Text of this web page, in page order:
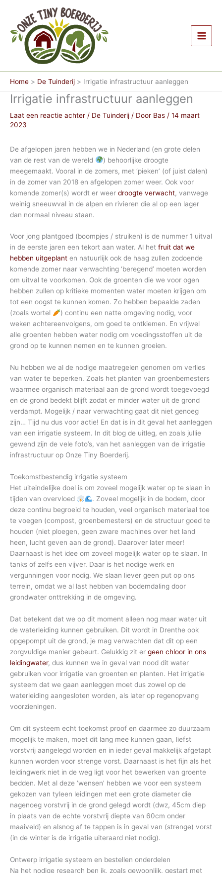
inhoud
Home De Tuinderij Irrigatie infrastructuur aanleggen
Irrigatie infrastructuur aanleggen
Laat een reactie achter / De Tuinderij / Door Bas / 14 maart
2023
De afgelopen jaren hebben we in Nederland (en grote delen
van de rest van de wereld
) behoorlijke droogte
meegemaakt. Vooral in de zomers, met ‘pieken’ (of juist dalen)
in de zomer van 2018 en afgelopen zomer weer. Ook voor
komende zomer(s) wordt er weer droogte verwacht, vanwege
weinig sneeuwval in de alpen en rivieren die al op een lager
dan normaal niveau staan.
Voor jong plantgoed (boompjes / struiken) is de nummer 1 uitval
in de eerste jaren een tekort aan water. Al het fruit dat we
hebben uitgeplant en natuurlijk ook de haag zullen zodoende
komende zomer naar verwachting ‘beregend’ moeten worden
om uitval te voorkomen. Ook de groenten die we voor ogen
hebben zullen op kritieke momenten water moeten krijgen om
tot een oogst te kunnen komen. Zo hebben bepaalde zaden
(zoals wortel
) continu een natte omgeving nodig, voor
weken achtereenvolgens, om goed te ontkiemen. En vrijwel
alle groenten hebben water nodig om voedingsstoffen uit de
grond op te kunnen nemen en te kunnen groeien.
Nu hebben we al de nodige maatregelen genomen om verlies
van water te beperken. Zoals het planten van groenbemesters
waarmee organisch materiaal aan de grond wordt toegevoegd
en de grond bedekt blijft zodat er minder water uit de grond
verdampt. Mogelijk / naar verwachting gaat dit niet genoeg
zijn… Tijd nu dus voor actie! En dat is in dit geval het aanleggen
van een irrigatie systeem. In dit blog de uitleg, en zoals jullie
gewend zijn de vele foto’s, van het aanleggen van de irrigatie
infrastructuur op Onze Tiny Boerderij.
Toekomstbestendig irrigatie systeem
Het uiteindelijke doel is om zoveel mogelijk water op te slaan in
tijden van overvloed
. Zoveel mogelijk in de bodem, door
deze continu begroeid te houden, veel organisch materiaal toe
te voegen (compost, groenbemesters) en de structuur goed te
houden (niet ploegen, geen zware machines over het land
heen, lucht geven aan de grond). Daarover later meer!
Daarnaast is het idee om zoveel mogelijk water op te slaan. In
tanks of zelfs een vijver. Daar is het nodige werk en
vergunningen voor nodig. We slaan liever geen put op ons
terrein, omdat we al last hebben van bodemdaling door
grondwater onttrekking in de omgeving.
Dat betekent dat we op dit moment alleen nog maar water uit
de waterleiding kunnen gebruiken. Dit wordt in Drenthe ook
opgepompt uit de grond, je mag verwachten dat dit op een
zorgvuldige manier gebeurt. Gelukkig zit er geen chloor in ons
leidingwater, dus kunnen we in geval van nood dit water
gebruiken voor irrigatie van groenten en planten. Het irrigatie
systeem dat we gaan aanleggen moet dus zowel op de
waterleiding aangesloten worden, als later op regenopvang
voorzieningen.
Om dit systeem echt toekomst proof en daarmee zo duurzaam
mogelijk te maken, moet dit lang mee kunnen gaan, liefst
vorstvrij aangelegd worden en in ieder geval makkelijk afgetapt
kunnen worden voor strenge vorst. Daarnaast is het fijn als het
leidingwerk niet in de weg ligt voor het bewerken van groente
bedden. Met al deze ‘wensen’ hebben we voor een systeem
gekozen van tyleen leidingen met een grote diameter die
nagenoeg vorstvrij in de grond gelegd wordt (dwz, 45cm diep
in plaats van de echte vorstvrij diepte van 60cm onder
maaiveld) en alsnog af te tappen is in geval van (strenge) vorst
(in de winter is de irrigatie uiteraard niet nodig).
Ontwerp irrigatie systeem en bestellen onderdelen
Na het nodige research ben ik, zoals gewoonlijk, gestart met